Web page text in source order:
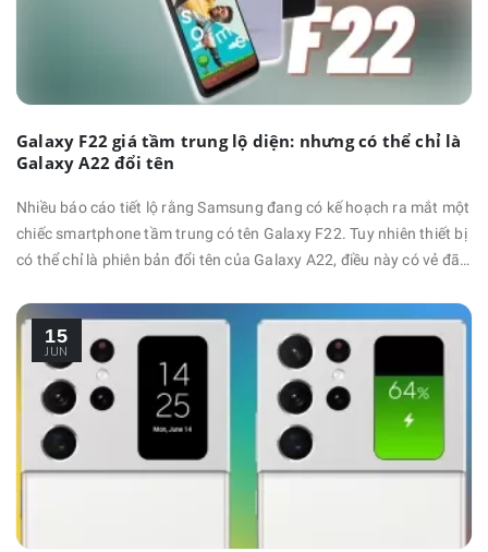
Galaxy F22 giá tầm trung lộ diện: nhưng có thể chỉ là
Galaxy A22 đổi tên
Nhiều báo cáo tiết lộ rằng Samsung đang có kế hoạch ra mắt một
chiếc smartphone tầm trung có tên Galaxy F22. Tuy nhiên thiết bị
có thể chỉ là phiên bản đổi tên của Galaxy A22, điều này có vẻ đã
Galaxy F22 có số model là SM-E225F vừa xuất hiện trong cơ sở
dữ liệu của chứng nhận Bluetooth SIG. …
15
JUN